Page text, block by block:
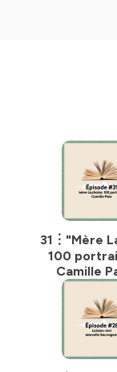
31︙"Mère
100
Camille
table